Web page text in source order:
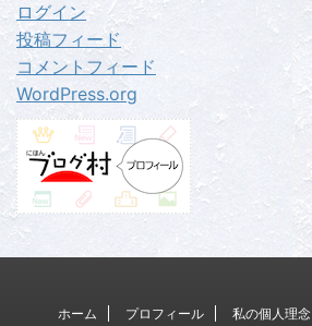
ログイン
投稿フィード
コメントフィード
WordPress.org
ホーム プロフィール 私の個人理念